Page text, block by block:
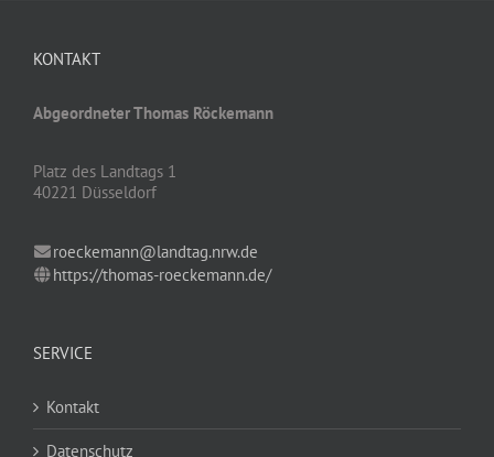
KONTAKT
Abgeordneter Thomas Röckemann
Platz des Landtags 1
40221 Düsseldorf
roeckemann@landtag.nrw.de
https://thomas-roeckemann.de/
SERVICE
Kontakt
Datenschutz